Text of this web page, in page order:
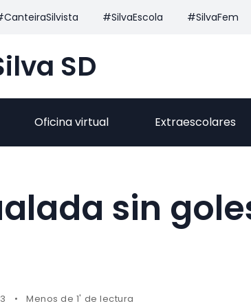
#SilvaEscola #SilvaFem
SD
Oficina virtual Extraescolares
sin
Menos de 1' de lectura